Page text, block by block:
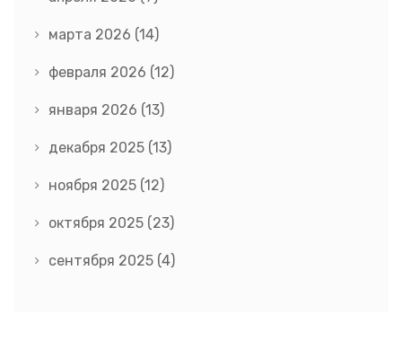
марта 2026 (14)
февраля 2026 (12)
января 2026 (13)
декабря 2025 (13)
ноября 2025 (12)
октября 2025 (23)
сентября 2025 (4)